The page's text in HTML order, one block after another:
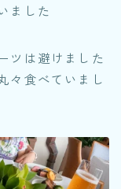
ました
ツは避けました
々食べていまし